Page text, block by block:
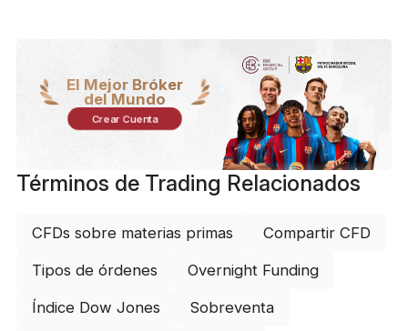
El Mejor Bróker
del Mundo
Crear Cuenta
Términos de Trading Relacionados
CFDs sobre materias primas Compartir CFD
Tipos de órdenes Overnight Funding
Índice Dow Jones Sobreventa